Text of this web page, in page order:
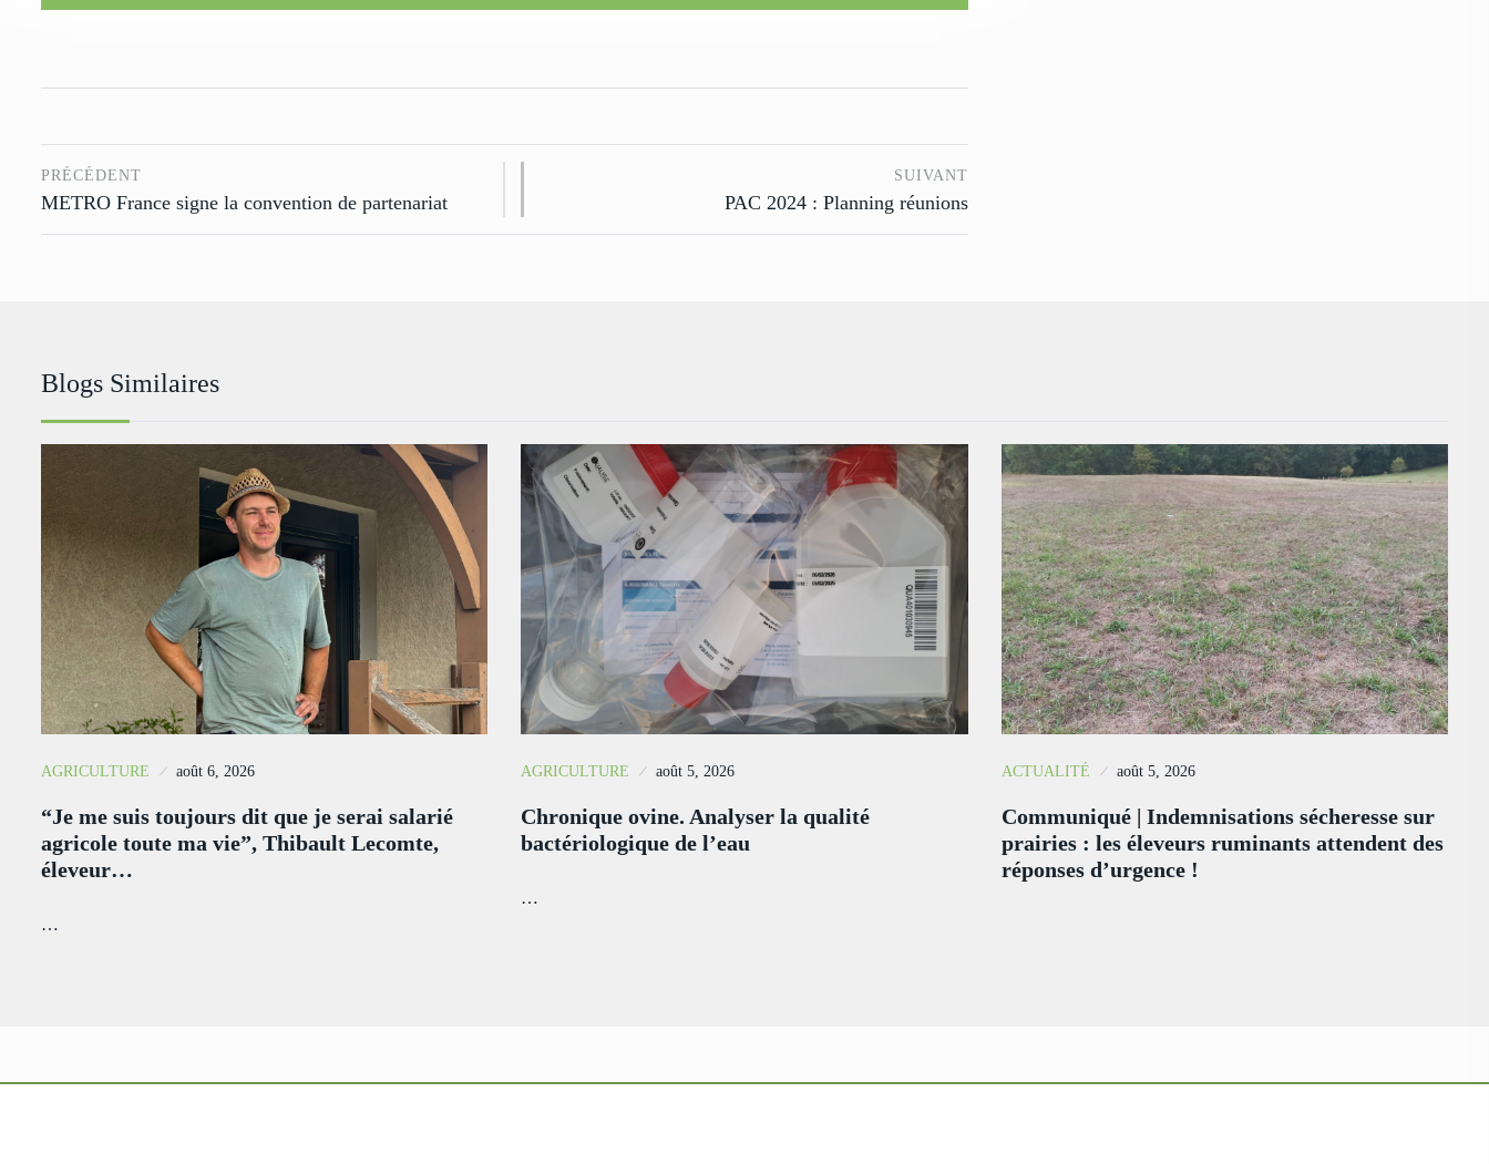
PRÉCÉDENT
METRO France signe la convention de partenariat
SUIVANT
PAC 2024 : Planning réunions
Blogs Similaires
AGRICULTURE août 6, 2026
“Je me suis toujours dit que je serai salarié
agricole toute ma vie”, Thibault Lecomte,
éleveur…
…
AGRICULTURE août 5, 2026
Chronique ovine. Analyser la qualité
bactériologique de l’eau
…
ACTUALITÉ août 5, 2026
Communiqué | Indemnisations sécheresse sur
prairies : les éleveurs ruminants attendent des
réponses d’urgence !